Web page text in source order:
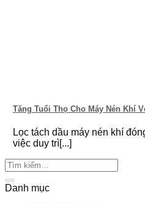
Tăng Tuổi Thọ Cho Máy Nén Khí
Lọc tách dầu máy nén khí
việc duy trì[...]
Danh mục